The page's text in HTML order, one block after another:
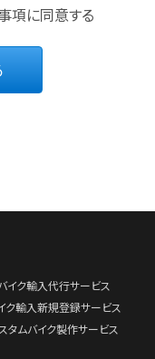
項に同意する
イク輸入代行サービス
ク輸入新規登録サービス
タムバイク製作サービス